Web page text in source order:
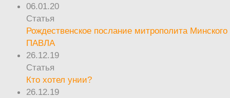
06.01.20
Статья
Рождественское послание митрополита Минского
ПАВЛА
26.12.19
Статья
Кто хотел унии?
26.12.19